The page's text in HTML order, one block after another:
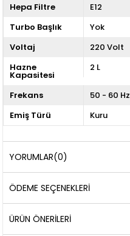
Hepa Filtre
E12
Turbo Başlık
Yok
Voltaj
220 Volt
Hazne
Kapasitesi
2 L
Frekans
50 - 60 Hz
Emiş Türü
Kuru
YORUMLAR(0)
ÖDEME SEÇENEKLERI
ÜRÜN ÖNERILERI